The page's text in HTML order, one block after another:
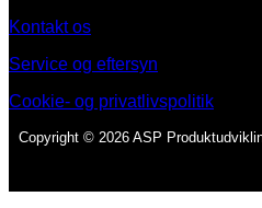
Kontakt os
Service og eftersyn
Cookie- og privatlivspolitik
Copyright © 2026 ASP